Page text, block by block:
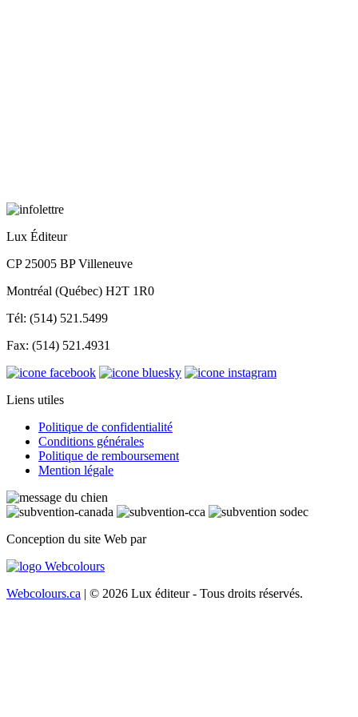
Lux Éditeur
CP 25005 BP Villeneuve
Montréal (Québec) H2T 1R0
Tél: (514) 521.5499
Fax: (514) 521.4931
Liens utiles
Politique de confidentialité
Conditions générales
Politique de remboursement
Mention légale
Conception du site Web par
Webcolours.ca | © 2026 Lux éditeur - Tous droits réservés.